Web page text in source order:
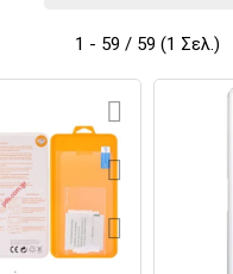
1 - 59 / 59 (1 Σελ.)